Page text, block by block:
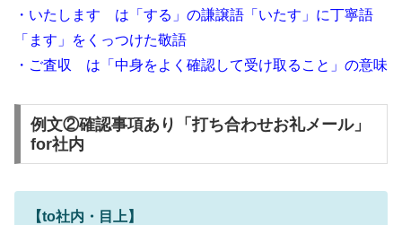
・いたします は「する」の謙譲語「いたす」に丁寧語
「ます」をくっつけた敬語
・ご査収 は「中身をよく確認して受け取ること」の意味
例文②確認事項あり「打ち合わせお礼メール」
for社内
【to社内・目上】